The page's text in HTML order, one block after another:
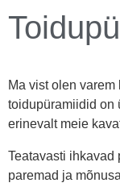
Ma vist olen
toidupüramiidid on
erinevalt meie
Teatavasti ihkavad
paremad ja